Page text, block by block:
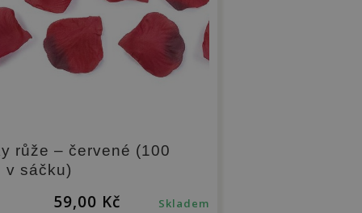
růže – červené (100
v sáčku)
59,00 Kč Skladem